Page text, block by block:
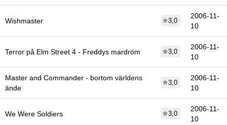
Wishmaster 3,0
2006-11-
10
Terror på Elm Street 4 - Freddys mardröm 3,0
2006-11-
10
Master and Commander - bortom världens
ände
3,0
2006-11-
10
We Were Soldiers 3,0
2006-11-
10